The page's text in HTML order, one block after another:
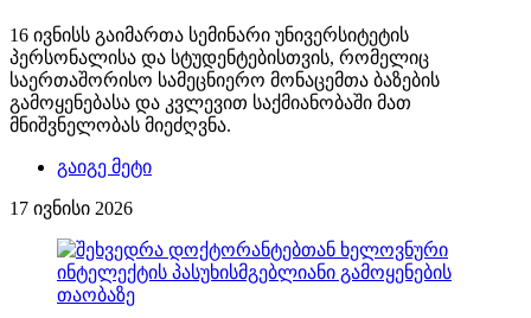
16 ივნისს გაიმართა სემინარი უნივერსიტეტის
პერსონალისა და სტუდენტებისთვის, რომელიც
საერთაშორისო სამეცნიერო მონაცემთა ბაზების
გამოყენებასა და კვლევით საქმიანობაში მათ
მნიშვნელობას მიეძღვნა.
გაიგე მეტი
17 ივნისი 2026